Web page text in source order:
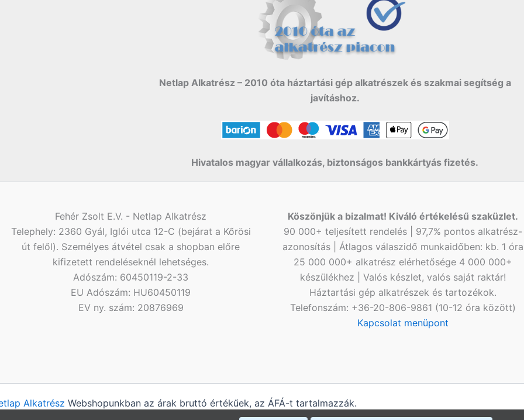
Netlap Alkatrész – 2010 óta háztartási gép alkatrészek és szakmai segítség a
javításhoz.
Hivatalos magyar vállalkozás, biztonságos bankkártyás fizetés.
Fehér Zsolt E.V. - Netlap Alkatrész
Telephely: 2360 Gyál, Iglói utca 12-C (bejárat a Kőrösi
út felől). Személyes átvétel csak a shopban előre
kifizetett rendeléseknél lehetséges.
Adószám: 60450119-2-33
EU Adószám: HU60450119
EV ny. szám: 20876969
Köszönjük a bizalmat! Kiváló értékelésű szaküzlet.
90 000+ teljesített rendelés | 97,7% pontos alkatrész-
azonosítás | Átlagos válaszidő munkaidőben: kb. 1 óra
25 000 000+ alkatrész elérhetősége 4 000 000+
készülékhez | Valós készlet, valós saját raktár!
Háztartási gép alkatrészek és tartozékok.
Telefonszám: +36-20-806-9861 (10-12 óra között)
Kapcsolat menüpont
Alkatrész Webshopunkban az árak bruttó értékűek, az ÁFÁ-t tartalmazzák.